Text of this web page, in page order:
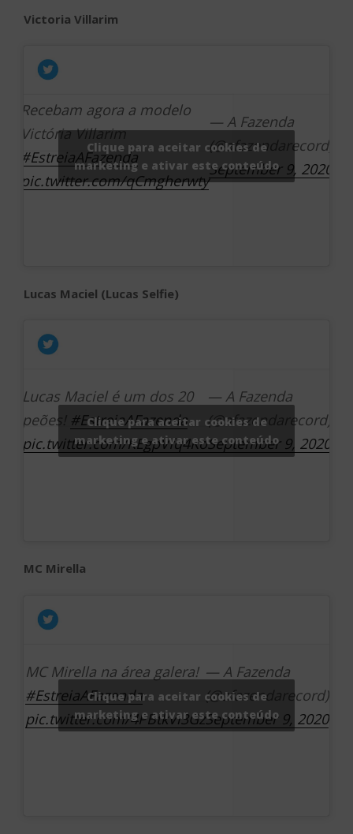
Victoria Villarim
Recebam agora a modelo
Victória Villarim
#EstreiaAFazenda
pic.twitter.com/qCmgherwty
— A Fazenda
(@afazendarecord)
September 9, 2020
Clique para aceitar cookies de
marketing e ativar este conteúdo
Lucas Maciel (Lucas Selfie)
Lucas Maciel é um dos 20
peões! #EstreiaAFazenda
pic.twitter.com/KEgpVfq4Ko
— A Fazenda
(@afazendarecord)
September 9, 2020
Clique para aceitar cookies de
marketing e ativar este conteúdo
MC Mirella
MC Mirella na área galera!
#EstreiaAFazenda
pic.twitter.com/4PBtkVi3Gz
— A Fazenda
(@afazendarecord)
September 9, 2020
Clique para aceitar cookies de
marketing e ativar este conteúdo